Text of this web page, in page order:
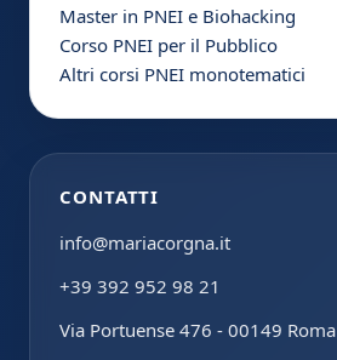
Master in PNEI e Biohacking
Corso PNEI per il Pubblico
Altri corsi PNEI monotematici
CONTATTI
info@mariacorgna.it
+39 392 952 98 21
Via Portuense 476 - 00149 Roma